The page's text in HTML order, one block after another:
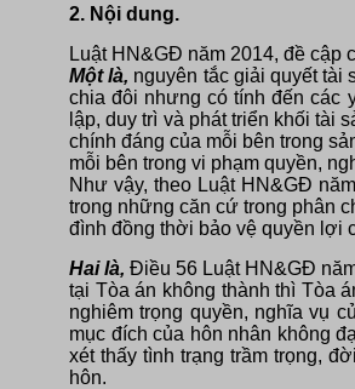
2. Nội dung.
Luật HN&GĐ năm 2014, đề cập
Một là, nguyên tắc giải quyết
chia đôi nhưng có tính đến các
lập, duy trì và phát triển khối tài
chính đáng của mỗi bên trong
mỗi bên trong vi phạm quyền,
Như vậy, theo Luật HN&GĐ
trong những căn cứ trong phân
đình đồng thời bảo vệ quyền lợi
Hai là, Điều 56 Luật HN&GĐ
tại Tòa án không thành thì Tòa
nghiêm trọng quyền, nghĩa vụ
mục đích của hôn nhân không
xét thấy tình trạng trầm trọng,
hôn.